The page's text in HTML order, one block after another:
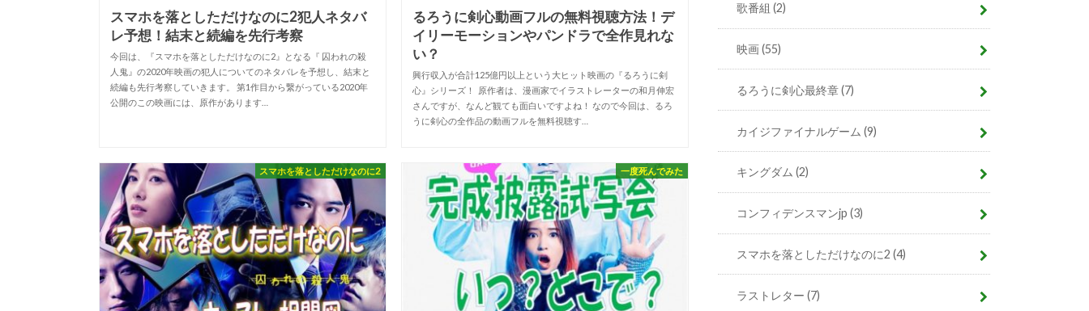
スマホを落としただけなのに2犯人ネタバ
レ予想！結末と続編を先行考察
今回は、『スマホを落としただけなのに2』となる『 囚われの殺
人鬼』の2020年映画の犯人についてのネタバレを予想し、結末と
続編も先行考察していきます。 第1作目から繋がっている2020年
公開のこの映画には、原作があります…
るろうに剣心動画フルの無料視聴方法！デ
イリーモーションやパンドラで全作見れな
い？
興行収入が合計125億円以上という大ヒット映画の『るろうに剣
心』シリーズ！ 原作者は、漫画家でイラストレーターの和月伸宏
さんですが、なんど観ても面白いですよね！ なので今回は、るろ
うに剣心の全作品の動画フルを無料視聴す…
スマホを落としただけなのに2 一度死んでみた
歌番組(2)
映画(55)
るろうに剣心最終章(7)
カイジファイナルゲーム(9)
キングダム(2)
コンフィデンスマンjp(3)
スマホを落としただけなのに2(4)
ラストレター(7)